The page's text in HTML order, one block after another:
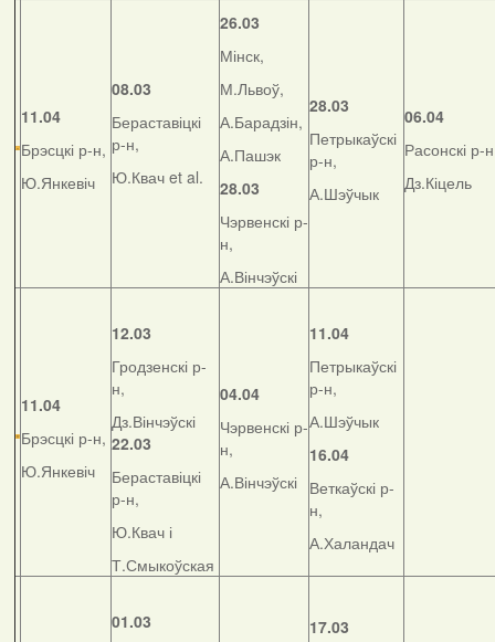
11.04
Брэсцкі р-н,
Ю.Янкевіч
08.03
Бераставіцкі
р-н,
Ю.Квач et al.
26.03
Мінск,
М.Львоў,
А.Барадзін,
А.Пашэк
28.03
Чэрвенскі р-
н,
А.Вінчэўскі
28.03
Петрыкаўскі
р-н,
А.Шэўчык
06.04
Расонскі р-
Дз.Кіцель
11.04
Брэсцкі р-н,
Ю.Янкевіч
12.03
Гродзенскі р-
н,
Дз.Вінчэўскі
22.03
Бераставіцкі
р-н,
Ю.Квач і
Т.Смыкоўская
04.04
Чэрвенскі р-
н,
А.Вінчэўскі
11.04
Петрыкаўскі
р-н,
А.Шэўчык
16.04
Веткаўскі р-
н,
А.Халандач
01.03
17.03